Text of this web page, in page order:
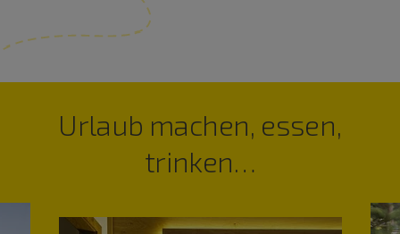
Urlaub machen, essen,
trinken…